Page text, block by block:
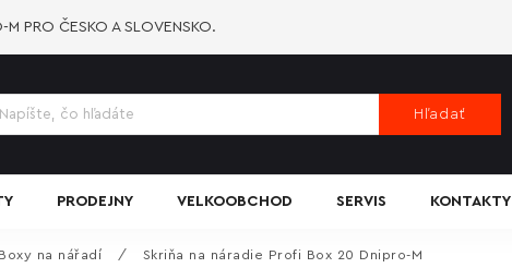
M PRO ČESKO A SLOVENSKO.
Hľadať
PRODEJNY VELKOOBCHOD SERVIS KONTAKTY
Boxy na nářadí / Skriňa na náradie Profi Box 20 Dnipro-M